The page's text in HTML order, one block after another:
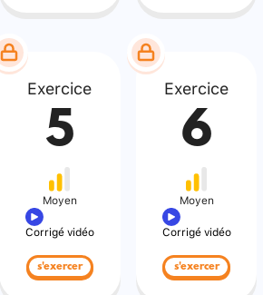
Exercice
5
Moyen
Corrigé vidéo
s'exercer
Exercice
6
Moyen
Corrigé vidéo
s'exercer